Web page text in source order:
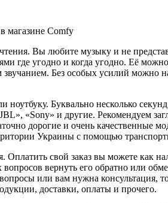
Вы любите музыку и не
угодно и когда угодно. Её
Без особых усилий можно
ноутбуку. Буквально несколько
«Sony» и другие. Рекомендуем
дорогие и очень качественные
Украины с помощью
Оплатить свой заказ вы можете
вернуть его обратно или
или вам нужна консультация,
доставки, оплаты и прочего.